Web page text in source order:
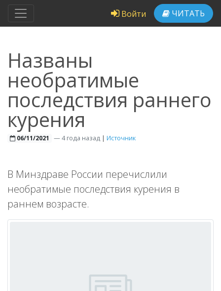
Войти ЧИТАТЬ
Названы
необратимые
последствия раннего
курения
06/11/2021 —4 года назад | Источник
В Минздраве России перечислили
необратимые последствия курения в
раннем возрасте.